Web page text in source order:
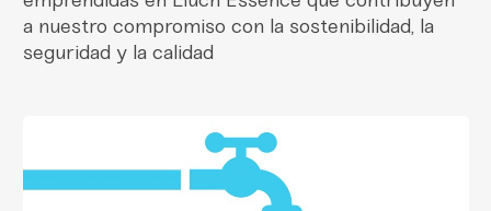
a nuestro compromiso con la sostenibilidad, la
seguridad y la calidad